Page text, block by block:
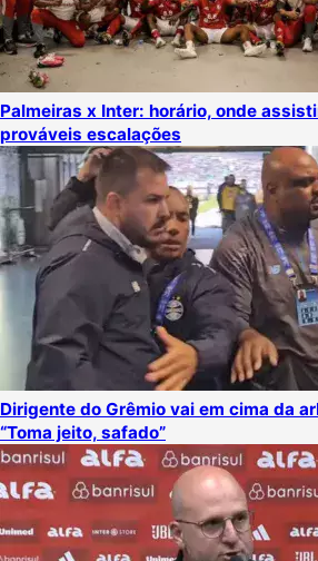
Palmeiras x Inter: horário, onde
prováveis escalações
Dirigente do Grêmio vai em cima da
“Toma jeito, safado”